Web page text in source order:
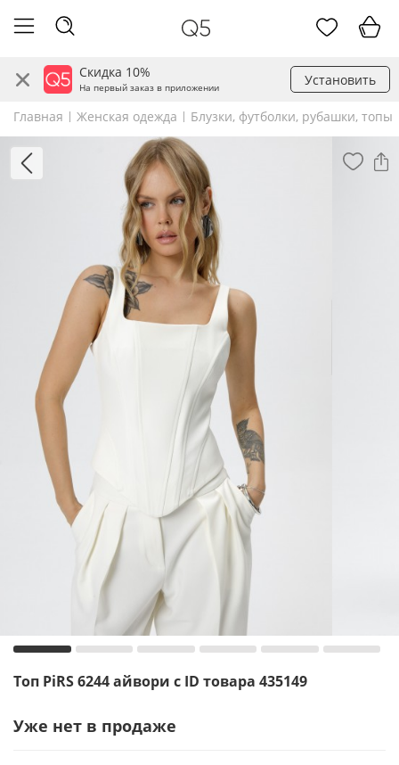
Скидка 10%
На первый заказ в приложении Установить
Главная Женская одежда Блузки, футболки, рубашки, топы
Топ PiRS 6244 айвори с ID товара 435149
Уже нет в продаже